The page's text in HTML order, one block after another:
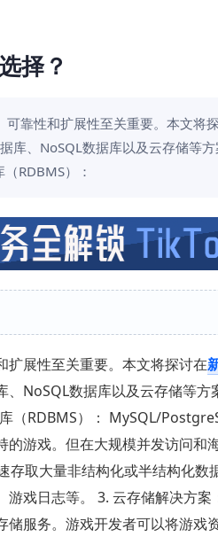
择？
靠性和扩展性至关重要。本文将
、NoSQL数据库以及云存储等
RDBMS）：
扩展性至关重要。本文将探讨在
NoSQL数据库以及云存储等
（RDBMS）： MySQL/
游戏。但在大规模并发访问和
取大量非结构化或半结构化
戏日志等。 3. 云存储解决方
服务。游戏开发者可以将游戏